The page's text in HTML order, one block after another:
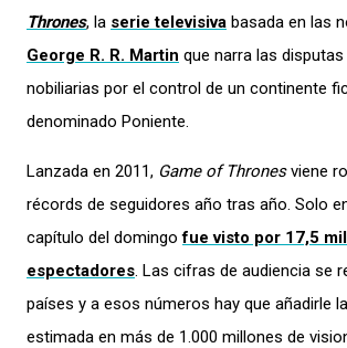
Thrones, la serie televisiva basada en las
George R. R. Martin que narra las
nobiliarias por el control de un continente
denominado Poniente.
Lanzada en 2011, Game of Thronesviene
récords de seguidores año tras año. Solo
capítulo del domingofue visto por 17,5
espectadores. Las cifras de audiencia se
países y a esos números hay que añadirle
estimada en más de 1.000 millones de